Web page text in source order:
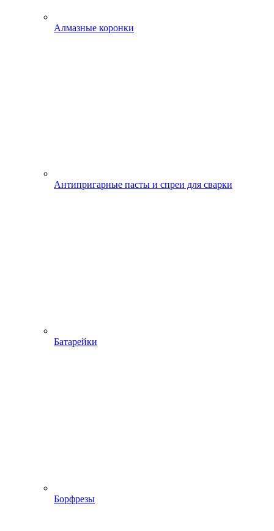
Алмазные коронки
Антипригарные пасты и спреи для сварки
Батарейки
Борфрезы